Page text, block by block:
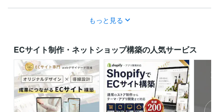
もっと見る
ECサイト制作・ネットショップ構築の人気サービス